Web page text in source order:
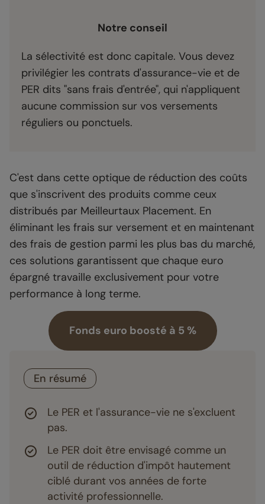
Notre conseil
La sélectivité est donc capitale. Vous devez
privilégier les contrats d'assurance-vie et de
PER dits "sans frais d'entrée", qui n'appliquent
aucune commission sur vos versements
réguliers ou ponctuels.
C'est dans cette optique de réduction des coûts
que s'inscrivent des produits comme ceux
distribués par Meilleurtaux Placement. En
éliminant les frais sur versement et en maintenant
des frais de gestion parmi les plus bas du marché,
ces solutions garantissent que chaque euro
épargné travaille exclusivement pour votre
performance à long terme.
Fonds euro boosté à 5 %
En résumé
Le PER et l'assurance-vie ne s'excluent
pas.
Le PER doit être envisagé comme un
outil de réduction d'impôt hautement
ciblé durant vos années de forte
activité professionnelle.